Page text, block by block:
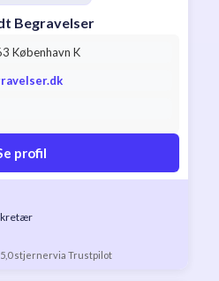
Begravelser
København K
profil
5,0 stjernervia Trustpilot